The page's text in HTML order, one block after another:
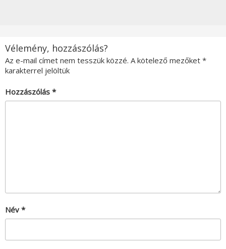
Vélemény, hozzászólás?
Az e-mail címet nem tesszük közzé. A kötelező mezőket *
karakterrel jelöltük
Hozzászólás *
Név *